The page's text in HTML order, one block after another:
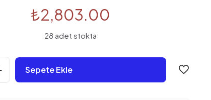
₺2,803.00
28 adet stokta
Sepete Ekle